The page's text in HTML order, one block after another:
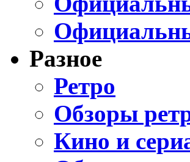
Разное
Ретро
Обзоры
Кино и